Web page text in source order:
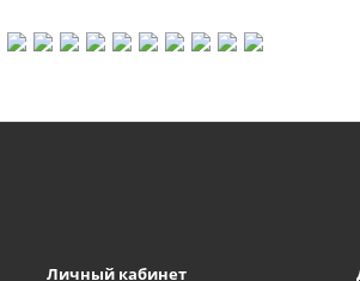
Личный кабинет